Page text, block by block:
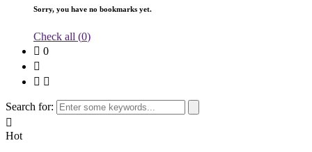
Sorry, you have no bookmarks yet.
Check all (0)
0
Search for:
Hot